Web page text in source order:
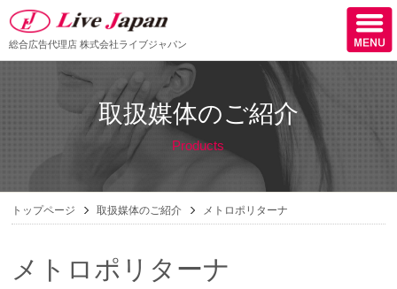
会社情報
スタッフ紹介
サロン様からの声
総合広告代理店 株式会社ライブジャパン
取扱媒体のご紹介
Products
トップページ 取扱媒体のご紹介 メトロポリターナ
メトロポリターナ